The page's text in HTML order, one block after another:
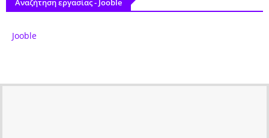
Αναζήτηση εργασίας - Jooble
Jooble